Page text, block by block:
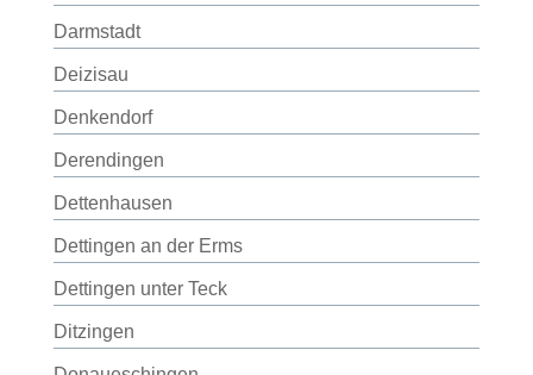
Darmstadt
Deizisau
Denkendorf
Derendingen
Dettenhausen
Dettingen an der Erms
Dettingen unter Teck
Ditzingen